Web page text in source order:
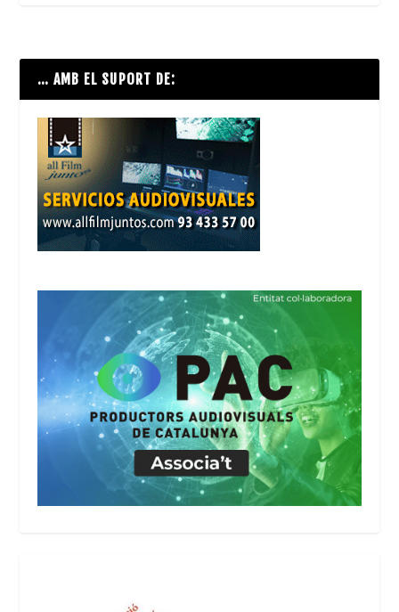
… AMB EL SUPORT DE: